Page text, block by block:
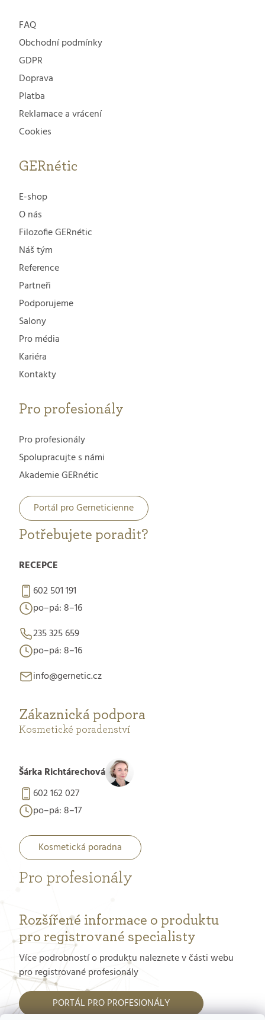
FAQ
Obchodní podmínky
GDPR
Doprava
Platba
Reklamace a vrácení
Cookies
GERnétic
E-shop
O nás
Filozofie GERnétic
Náš tým
Reference
Partneři
Podporujeme
Salony
Pro média
Kariéra
Kontakty
Pro profesionály
Pro profesionály
Spolupracujte s námi
Akademie GERnétic
Portál pro Gerneticienne
Potřebujete poradit?
RECEPCE
602 501 191
po–pá: 8–16
235 325 659
po–pá: 8–16
info@gernetic.cz
Zákaznická podpora
Kosmetické poradenství
Šárka Richtárechová
602 162 027
po–pá: 8–17
Kosmetická poradna
Pro profesionály
Rozšířené informace o produktu
pro registrované specialisty
Více podrobností o produktu naleznete v části webu
pro registrované profesionály
PORTÁL PRO PROFESIONÁLY